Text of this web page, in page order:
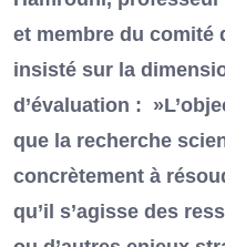
et membre du comité
insisté sur la
d’évaluation :
que la recherche
concrètement à
qu’il s’agisse des